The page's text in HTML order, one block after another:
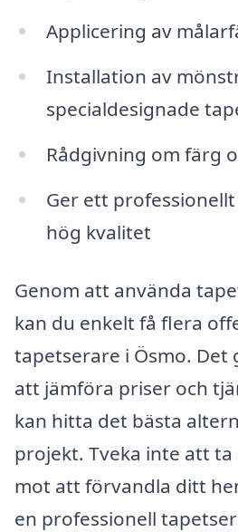
Applicering av
Installation av
specialdesignade
Rådgivning om färg
Ger ett
hög kvalitet
Genom att använda
kan du enkelt få flera
tapetserare i Ösmo.
att jämföra priser och
kan hitta det bästa
projekt. Tveka inte att
mot att förvandla ditt
en professionell